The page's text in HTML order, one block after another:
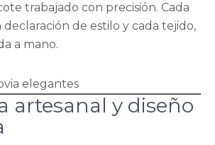
trabajado con precisión. Cada
de estilo y cada tejido,
a mano.
artesanal y diseño